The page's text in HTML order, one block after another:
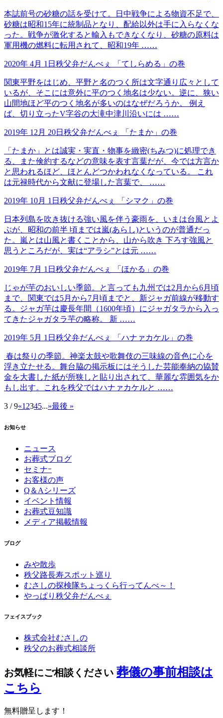
本誌前号の砂糖の話を受けて。日中戦争による物資不足で、
砂糖は昭和15年に統制品となり、配給以外は手に入らなくな
った。戦争が激化すると輸入もできなくなり、砂糖の原料は
軍用機の燃料に転用されて、昭和19年 ……
2020年 4月 1日 秩父弁だんべぇ 「てしらめる」の巻
関東平野をはじめ、平野と名のつく所は文字通り広々として
いるが、そこには意外に平のつく地名は少ない。逆に、狭い
山間地ほど平のつく地名が多いのはなぜだろうか。 例え
ば、切り立ったV字谷の大滝中津川沿いには ……
2019年 12月 20日 秩父弁だんべぇ 「たまか」の巻
「たまか」とは誠実・実直・物事を緻密(ちみつ)に処理でき
る、また倹約するなどの意味を表す言葉だが、今では方言か
と思われるほど、ほとんどつかわれなくなっている。 これ
は元禄時代から文献に登場した言葉で、 ……
2019年 10月 1日 秩父弁だんべぇ 「シマク」の巻
日本列島を吹き抜ける強い風を伴う豪雨を、いまは台風とよ
ぶが、昭和の前半 頃までは嵐(あらし)というのが普通だっ
た。嵐とは山風と書くことから、山から吹き 下ろす強風と
思うところだが、実は“アラシ”とは元 ……
2019年 7月 1日 秩父弁だんべぇ 「ほかる」の巻
じゃが芋のおいしい季節。と言っても九州では2月から6月頃
まで、関東では5月から7月頃までと、新ジャガ前線が移動す
る。ジャガ芋は慶長年間（1600年頃）にジャガタラから入っ
てきたジャガタラ芋の略称。 新 ……
2019年 5月 1日 秩父弁だんべぇ 「ハナァカケル」の巻
春は祭りの季節。神楽太鼓や歌舞伎の三味線の音色に心を
浮き立たせる。舞台脇の掲示板にはそうした芸能奉納の協賛
金を大書した紙が所狭しと貼り出されて、華麗な雰囲気をか
もし出す。これを秩父ではハナァカケルと ……
3 / 9«1 2345...»最後 »
お知らせ
ニュース
お葬式ブログ
セミナｰ
お客様の声
Q＆Aシリーズ
イベント情報
お葬式豆知識
メディア掲載情報
ブログ
みや散歩
秩父路長寿スポット巡り
むさしの探検隊ちょっくら行ってんべ～！
やっぱり秩父弁だんべぇ
フェイスブック
株式会社むさしの
秩父のお葬式相談所
お気軽にご相談ください 葬儀の事前相談は
こちら
無料贈呈します！